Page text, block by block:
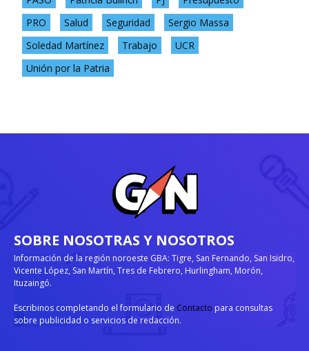
PRO
Salud Seguridad
Sergio Massa
Soledad Martínez
Trabajo
UCR
Unión por la Patria
SOBRE NOSOTRAS Y NOSOTROS
Información de la región noroeste GBA: Tigre, San Fernando, San Isidro,
Vicente López, San Martín, Tres de Febrero, Hurlingham, Morón,
Ituzaingó.
Escribinos completando el formulario de Contacto para consultas
sobre publicidad o servicios de redacción.